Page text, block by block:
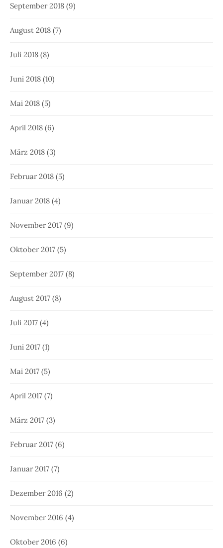
September 2018 (9)
August 2018 (7)
Juli 2018 (8)
Juni 2018 (10)
Mai 2018 (5)
April 2018 (6)
März 2018 (3)
Februar 2018 (5)
Januar 2018 (4)
November 2017 (9)
Oktober 2017 (5)
September 2017 (8)
August 2017 (8)
Juli 2017 (4)
Juni 2017 (1)
Mai 2017 (5)
April 2017 (7)
März 2017 (3)
Februar 2017 (6)
Januar 2017 (7)
Dezember 2016 (2)
November 2016 (4)
Oktober 2016 (6)